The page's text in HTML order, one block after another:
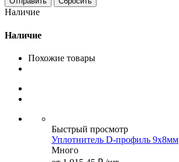
Наличие
Наличие
Похожие товары
Быстрый просмотр
Уплотнитель D-профиль 9х8мм
Много